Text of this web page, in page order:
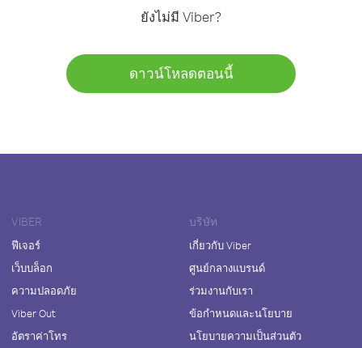
ยังไม่มี Viber?
ดาวน์โหลดตอนนี้
VIBER
ฟีเจอร์
เว็บบล็อก
ความปลอดภัย
Viber Out
อัตราค่าโทร
บริษัท
เกี่ยวกับ Viber
ศูนย์กลางแบรนด์
ร่วมงานกับเรา
ข้อกำหนดและนโยบาย
นโยบายความเป็นส่วนตัว